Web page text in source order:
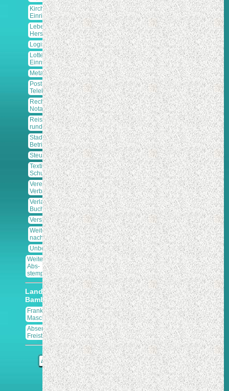
Kirchl.
Einrichtungen
Lebensmittel-
Hersteller
Logistik
Lotterie
Einnehmer
Metallbetriebe
Post-
Telekommunik.
Rechtsanwälte-
Notare
Reisen -
rund um
Stadt und
Betriebe
Steuerberater
Textil-
Schuhfabriken
Vereine,
Verbände
Verlage-
Buchhandlung.
Versicherungen
Weitere
nach ABC
Unbekannte
Weitere
Abs-
stempler
Landkreis
Bamberg
Frankier-
Maschinen
Absender-
Freistempler
Δ